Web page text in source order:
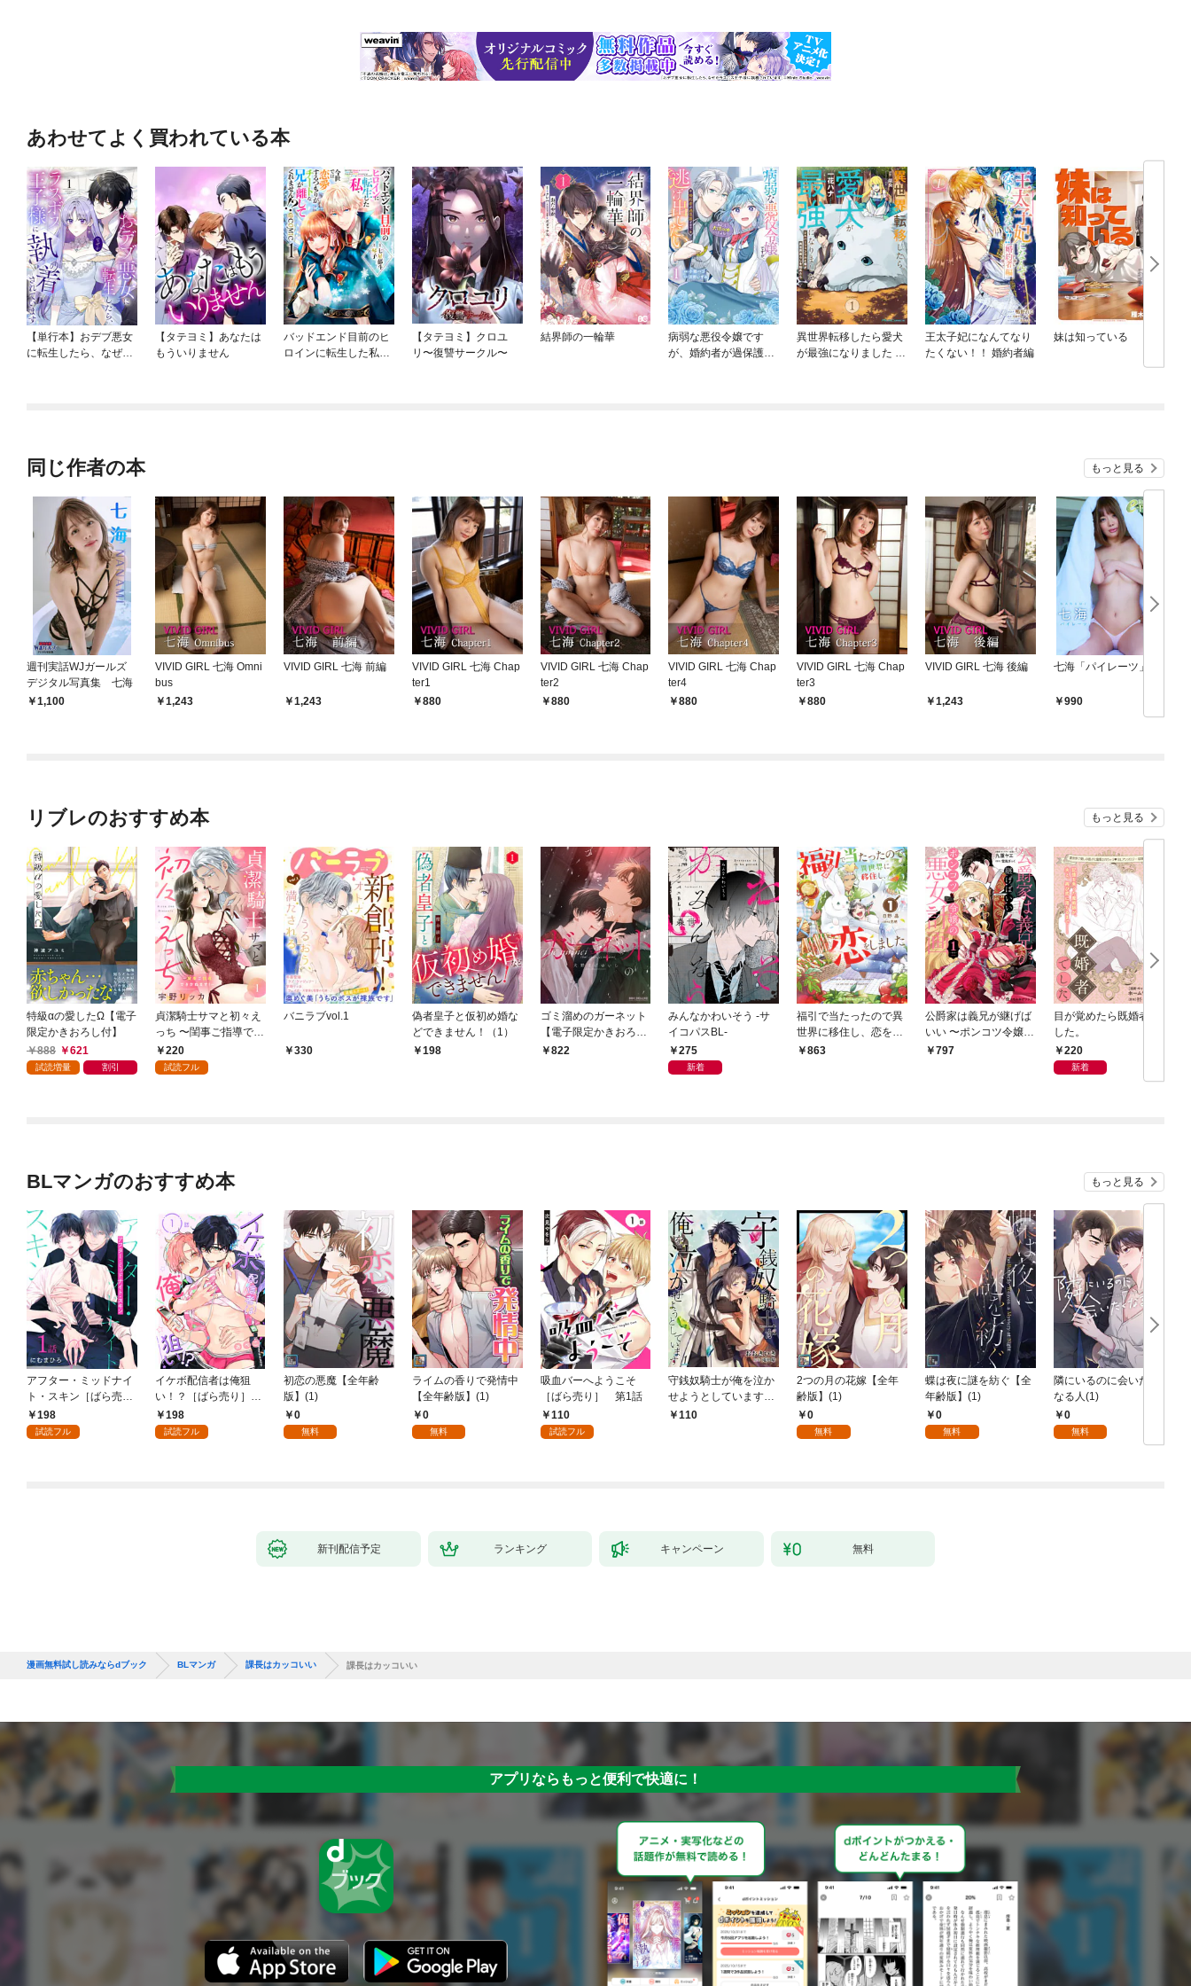
あわせてよく買われている本
【単行本】おデブ悪女
に転生したら、なぜか
【タテヨミ】あなたは
もういりません
バッドエンド目前のヒ
ロインに転生した私、
【タテヨミ】クロユ
リ〜復讐サークル〜
結界師の一輪華
病弱な悪役令嬢です
が、婚約者が過保護す
異世界転移したら愛犬
が最強になりました ～
王太子妃になんてなり
たくない！！ 婚約者編
妹は知っている
同じ作者の本 もっと見る
週刊実話WJガールズ
デジタル写真集 七海
1,100
VIVID GIRL 七海 Omni
bus
1,243
VIVID GIRL 七海 前編
1,243
VIVID GIRL 七海 Chap
ter1
880
VIVID GIRL 七海 Chap
ter2
880
VIVID GIRL 七海 Chap
ter4
880
VIVID GIRL 七海 Chap
ter3
880
VIVID GIRL 七海 後編
1,243
七海「パイレーツ」
990
リブレのおすすめ本 もっと見る
特級αの愛したΩ【電子
限定かきおろし付】
888
621
試読増量 割引
貞潔騎士サマと初々え
っち 〜閨事ご指導でき
かねます！〜（1）
220
試読フル
バニラブvol.1
330
偽者皇子と仮初め婚な
どできません！（1）
198
ゴミ溜めのガーネット
【電子限定かきおろし
付】822
みんなかわいそう -サ
イコパスBL-
275
新着
福引で当たったので異
世界に移住し、恋をし
ました（1）【電子限
863
公爵家は義兄が継げば
いい 〜ポンコツ令嬢の
悪女計画〜 1【電子限
797
目が覚めたら既婚者で
した。
220
新着
BLマンガのおすすめ本 もっと見る
アフター・ミッドナイ
ト・スキン［ばら売
り］ 第1話
198
試読フル
イケボ配信者は俺狙
い！？［ばら売り］
第1話
198
試読フル
初恋の悪魔【全年齢
版】(1)
0
無料
ライムの香りで発情中
【全年齢版】(1)
0
無料
吸血バーへようこそ
［ばら売り］ 第1話
110
試読フル
守銭奴騎士が俺を泣か
せようとしています
【単話】 1
110
2つの月の花嫁【全年
齢版】(1)
0
無料
蝶は夜に謎を紡ぐ【全
年齢版】(1)
0
無料
隣にいるのに会いたく
なる人(1)
0
無料
新刊配信予定 ランキング キャンペーン 無料
漫画無料試し読みならdブック BLマンガ 課長はカッコいい 課長はカッコいい
アプリならもっと便利で快適に！